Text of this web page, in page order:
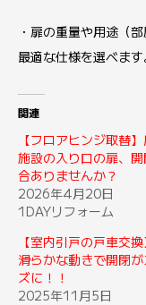
・扉の重量や用途（
最適な仕様を選べます
関連
【フロアヒンジ取替
施設の入り口の扉、
合ありませんか？
2026年4月20日
1DAYリフォーム
【室内引戸の戸車交
滑らかな動きで開閉
ズに！！
2025年11月5日